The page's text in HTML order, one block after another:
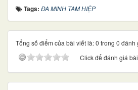
Tags: ĐA MINH TAM HIỆP
Tổng số điểm của bài viết là: 0 trong 0 đánh
Click để đánh giá